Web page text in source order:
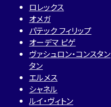
ロレックス
オメガ
パテック フィリップ
オーデマ ピゲ
ヴァシュロン・コンスタン
タン
エルメス
シャネル
ルイ・ヴィトン